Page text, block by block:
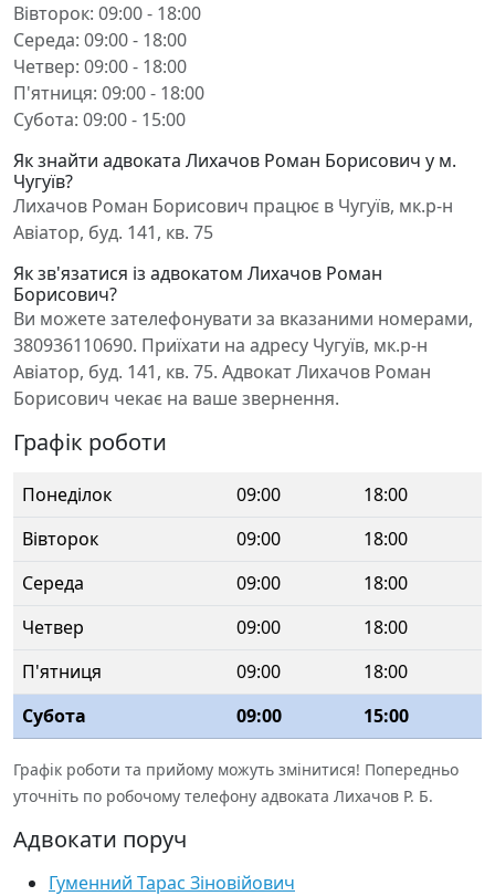
Вівторок: 09:00 - 18:00
Середа: 09:00 - 18:00
Четвер: 09:00 - 18:00
П'ятниця: 09:00 - 18:00
Субота: 09:00 - 15:00
Як знайти адвоката Лихачов Роман Борисович у м.
Чугуїв?
Лихачов Роман Борисович працює в Чугуїв, мк.р-н
Авіатор, буд. 141, кв. 75
Як зв'язатися із адвокатом Лихачов Роман
Борисович?
Ви можете зателефонувати за вказаними номерами,
380936110690. Приїхати на адресу Чугуїв, мк.р-н
Авіатор, буд. 141, кв. 75. Адвокат Лихачов Роман
Борисович чекає на ваше звернення.
Графік роботи
Понеділок 09:00
18:00
Вівторок
09:00
18:00
Середа
09:00
18:00
Четвер
09:00
18:00
П'ятниця
09:00
18:00
Субота
09:00 15:00
Графік роботи та прийому можуть змінитися! Попередньо
уточніть по робочому телефону адвоката Лихачов Р. Б.
Адвокати поруч
Гуменний Тарас Зіновійович